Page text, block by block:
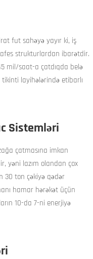
fut sahəyə yayır ki, iş
strukturlardan ibarətdir.
mil/saat-a çatdıqda belə
layihələrində etibarlı
Sistemləri
çatmasına imkan
yəni lazım olandan çox
30 ton çəkiyə qədər
hamar hərəkət üçün
10-da 7-ni enerjiyə